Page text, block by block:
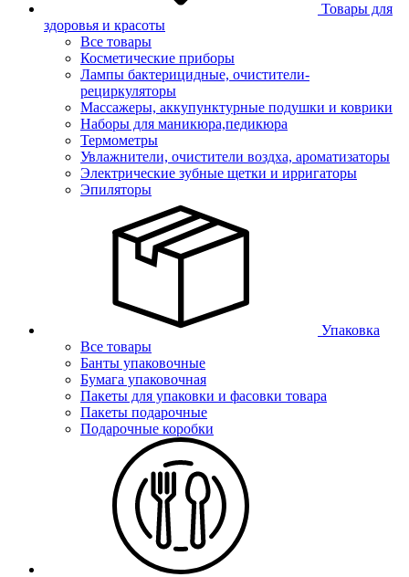
Товары для
здоровья и красоты
Все товары
Косметические приборы
Лампы бактерицидные, очистители-
рециркуляторы
Массажеры, аккупунктурные подушки и коврики
Наборы для маникюра,педикюра
Термометры
Увлажнители, очистители воздха, ароматизаторы
Электрические зубные щетки и ирригаторы
Эпиляторы
Упаковка
Все товары
Банты упаковочные
Бумага упаковочная
Пакеты для упаковки и фасовки товара
Пакеты подарочные
Подарочные коробки